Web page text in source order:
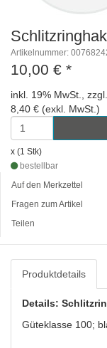
Artikelnummer:
10,00 € *
inkl. 19% MwSt.,
8,40 € (exkl. MwSt.)
x (1 Stk)
bestellbar
Auf den Merkzettel
Fragen zum Artikel
Teilen
Produktdetails
Details:
Güteklasse 100;